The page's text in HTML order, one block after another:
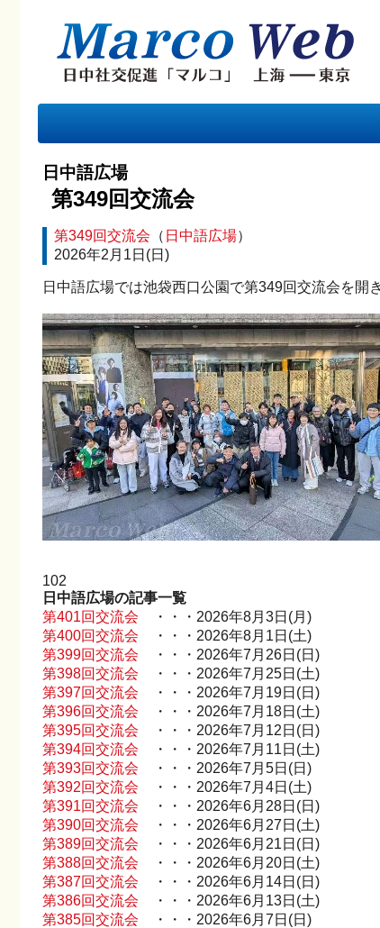
日中語広場
第349回交流会
第349回交流会 （ 日中語広場）
2026年2月1日(日)
日中語広場では池袋西口公園で第349回交流会を開
102
日中語広場の記事一覧
第401回交流会 ・・・2026年8月3日(月)
第400回交流会 ・・・2026年8月1日(土)
第399回交流会 ・・・2026年7月26日(日)
第398回交流会 ・・・2026年7月25日(土)
第397回交流会 ・・・2026年7月19日(日)
第396回交流会 ・・・2026年7月18日(土)
第395回交流会 ・・・2026年7月12日(日)
第394回交流会 ・・・2026年7月11日(土)
第393回交流会 ・・・2026年7月5日(日)
第392回交流会 ・・・2026年7月4日(土)
第391回交流会 ・・・2026年6月28日(日)
第390回交流会 ・・・2026年6月27日(土)
第389回交流会 ・・・2026年6月21日(日)
第388回交流会 ・・・2026年6月20日(土)
第387回交流会 ・・・2026年6月14日(日)
第386回交流会 ・・・2026年6月13日(土)
第385回交流会 ・・・2026年6月7日(日)